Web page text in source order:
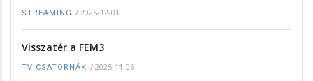
STREAMING / 2025-12-01
Visszatér a FEM3
TV CSATORNÁK / 2025-11-06